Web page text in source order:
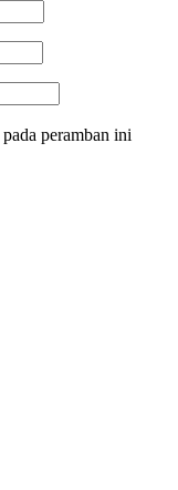
peramban ini